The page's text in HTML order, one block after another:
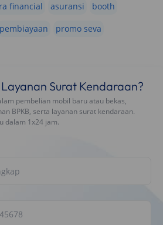
financial asuransi
booth
pembiayaan promo seva
Surat Kendaraan?
pembelian mobil baru atau bekas,
BPKB, serta layanan surat kendaraan.
dalam 1x24 jam.